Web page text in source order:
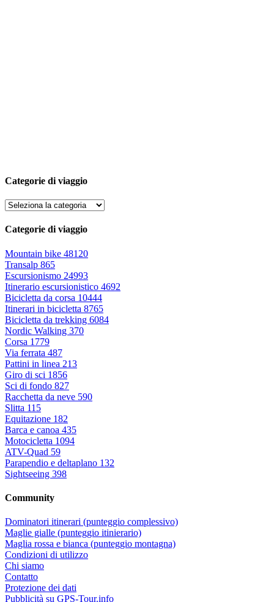
Categorie di viaggio
Categorie di viaggio
Mountain bike 48120
Transalp 865
Escursionismo 24993
Itinerario escursionistico 4692
Bicicletta da corsa 10444
Itinerari in bicicletta 8765
Bicicletta da trekking 6084
Nordic Walking 370
Corsa 1779
Via ferrata 487
Pattini in linea 213
Giro di sci 1856
Sci di fondo 827
Racchetta da neve 590
Slitta 115
Equitazione 182
Barca e canoa 435
Motocicletta 1094
ATV-Quad 59
Parapendio e deltaplano 132
Sightseeing 398
Community
Dominatori itinerari (punteggio complessivo)
Maglie gialle (punteggio itinierario)
Maglia rossa e bianca (punteggio montagna)
Condizioni di utilizzo
Chi siamo
Contatto
Protezione dei dati
Pubblicità su GPS-Tour.info